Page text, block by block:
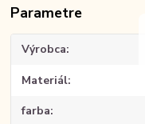
Parametre
Výrobca
Materiál
farba